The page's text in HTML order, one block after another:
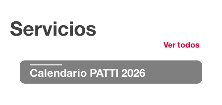
Servicios
Ver todos
Calendario PATTI 2026